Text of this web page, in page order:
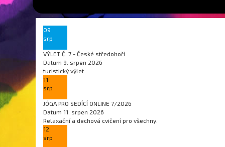
09
srp
VÝLET Č. 7 - České středohoří
Datum 9. srpen 2026
turistický výlet
11
srp
JÓGA PRO SEDÍCÍ ONLINE 7/2026
Datum 11. srpen 2026
Relaxační a dechová cvičení pro všechny.
12
srp